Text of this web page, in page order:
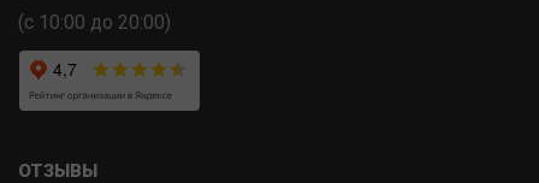
(с 10:00 до 20:00)
ОТЗЫВЫ